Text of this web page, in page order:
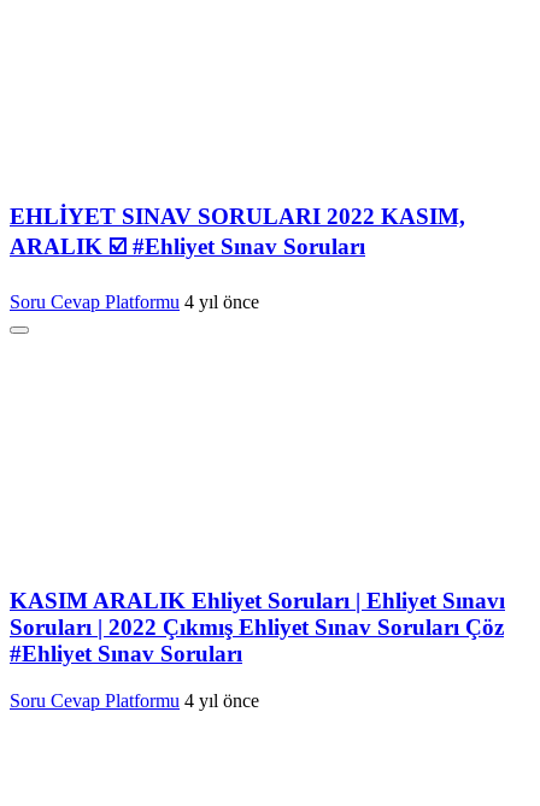
EHLİYET SINAV SORULARI 2022 KASIM,
ARALIK ☑️ #Ehliyet Sınav Soruları
Soru Cevap Platformu 4 yıl önce
KASIM ARALIK Ehliyet Soruları | Ehliyet Sınavı
Soruları | 2022 Çıkmış Ehliyet Sınav Soruları Çöz
#Ehliyet Sınav Soruları
Soru Cevap Platformu 4 yıl önce